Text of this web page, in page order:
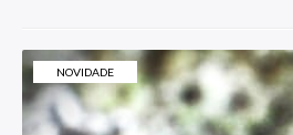
NOVIDADE